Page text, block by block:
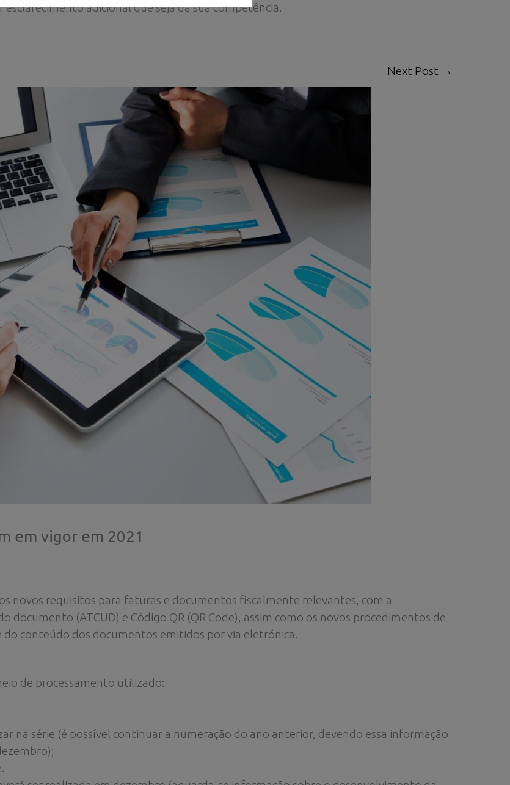
adicional que seja da sua competência.
Next Post →
em vigor em 2021
novos requisitos para faturas e documentos fiscalmente relevantes, com a
(ATCUD) e Código QR (QR Code), assim como os novos procedimentos de
conteúdo dos documentos emitidos por via eletrónica.
de processamento utilizado:
na série (é possível continuar a numeração do ano anterior, devendo essa informação